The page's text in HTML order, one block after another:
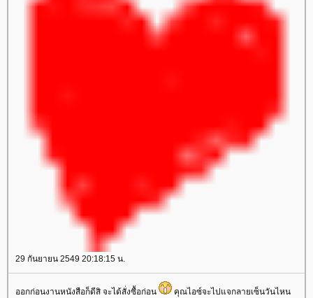
29 กันยายน 2549 20:18:15 น.
ออกก่อนงานหนังสือก็ดีสิ จะได้สั่งซื้อก่อน
คุณไอซ์จะไปแจกลายเซ็นวันไหน